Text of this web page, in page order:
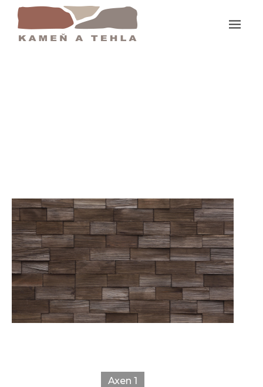
Domov
Axen 1